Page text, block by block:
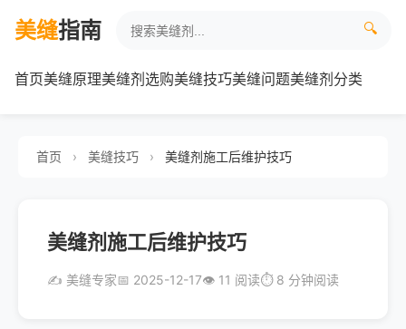
美缝指南
首页美缝原理美缝剂选购美缝技巧美缝问题美缝剂分类
🔍
首页 › 美缝技巧 › 美缝剂施工后维护技巧
美缝剂施工后维护技巧
✍️ 美缝专家📅 2025-12-17👁️ 11 阅读⏱️ 8 分钟阅读